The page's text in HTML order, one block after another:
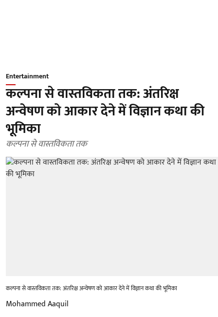
Entertainment
कल्पना से वास्तविकता तक: अंतरिक्ष
अन्वेषण को आकार देने में विज्ञान कथा की
भूमिका
कल्पना से वास्तविकता तक
कल्पना से वास्तविकता तक: अंतरिक्ष अन्वेषण को आकार देने में विज्ञान कथा की भूमिका
Mohammed Aaquil